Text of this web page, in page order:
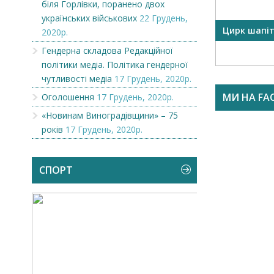
біля Горлівки, поранено двох
українських військових 22 Грудень,
2020р.
Гендерна складова Редакційної
політики медіа. Політика гендерної
чутливості медіа 17 Грудень, 2020р.
Оголошення 17 Грудень, 2020р.
«Новинам Виноградівщини» – 75
років 17 Грудень, 2020р.
СПОРТ
Викупимо бруньки чорної
смородини...
Цирк
МИ НА